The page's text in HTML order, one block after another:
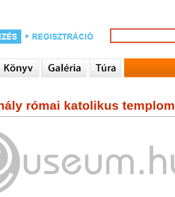
római katolikus templom